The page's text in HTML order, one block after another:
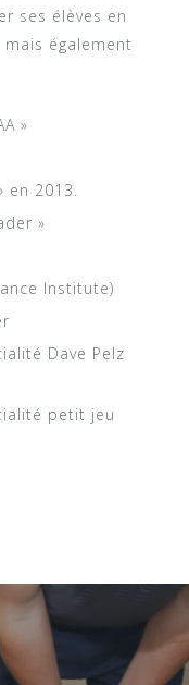
ses élèves en
également
»
en 2013.
»
Institute)
Dave Pelz
petit jeu